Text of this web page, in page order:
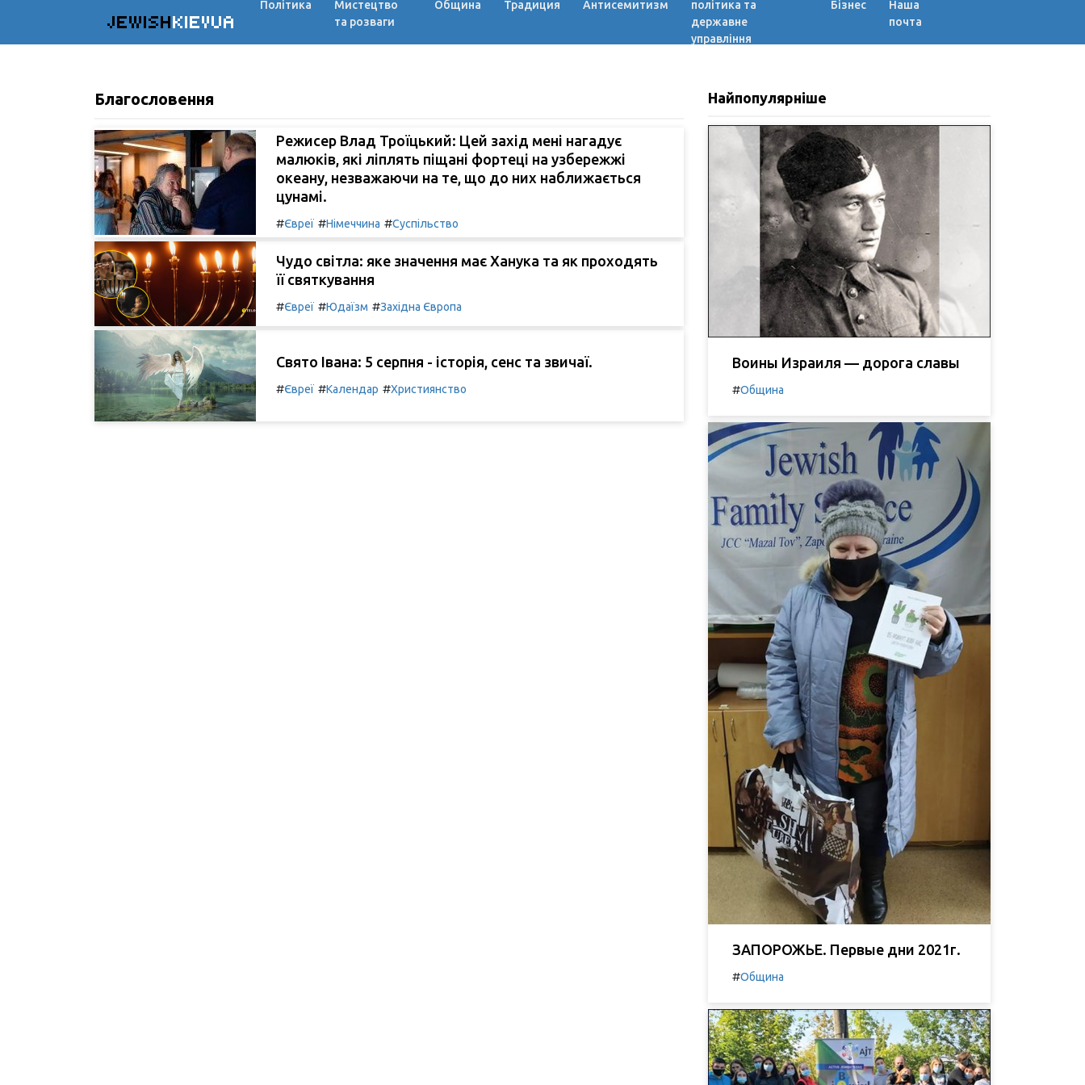
JEWISHKIEVUA
Політика
Мистецтво
та розваги
Община Традиция Антисемитизм
політика та
державне
управління
Бізнес
Наша
почта
Благословення
Режисер Влад Троїцький: Цей захід мені нагадує
малюків, які ліплять піщані фортеці на узбережжі
океану, незважаючи на те, що до них наближається
цунамі.
#Євреї #Німеччина #Суспільство
Чудо світла: яке значення має Ханука та як проходять
її святкування
#Євреї #Юдаїзм #Західна Європа
Свято Івана: 5 серпня - історія, сенс та звичаї.
#Євреї #Календар #Християнство
Найпопулярніше
Воины Израиля — дорога славы
#Община
ЗАПОРОЖЬЕ. Первые дни 2021г.
#Община